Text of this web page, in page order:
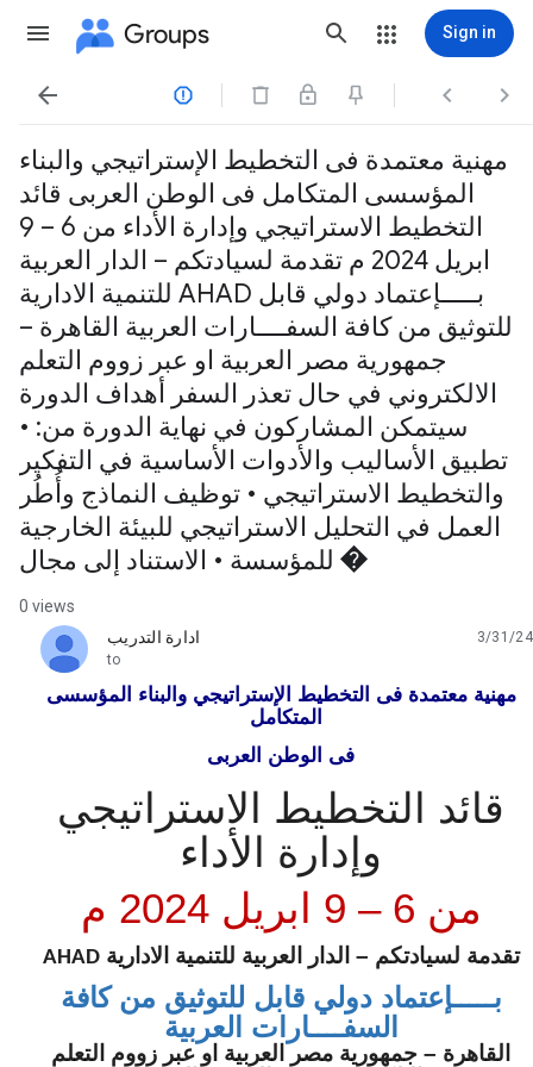
Groups Sign in
   
مهنية معتمدة فى التخطيط الإستراتيجي والبناء
المؤسسى المتكامل فى الوطن العربى قائد
التخطيط الاستراتيجي وإدارة الأداء من 6 – 9
ابريل 2024 م تقدمة لسيادتكم – الدار العربية
للتنمية الادارية AHAD بـــــإعتماد دولي قابل
للتوثيق من كافة السفــــارات العربية القاهرة –
جمهورية مصر العربية او عبر زووم التعلم
الالكتروني في حال تعذر السفر أهداف الدورة
سيتمكن المشاركون في نهاية الدورة من: •
تطبيق الأساليب والأدوات الأساسية في التفكير
والتخطيط الاستراتيجي • توظيف النماذج وأُطُر
العمل في التحليل الاستراتيجي للبيئة الخارجية
للمؤسسة • الاستناد إلى مجال �
0 views
ادارة التدريب
unread,
3/31/24
to
مهنية معتمدة فى التخطيط الإستراتيجي والبناء المؤسسى
المتكامل
فى الوطن العربى
قائد التخطيط الاستراتيجي
وإدارة الأداء
من 6 – 9 ابريل 2024 م
تقدمة لسيادتكم – الدار العربية للتنمية الاداريةAHAD
بـــــإعتماد دولي قابل للتوثيق من كافة
السفــــارات العربية
القاهرة – جمهورية مصر العربية او عبر زووم التعلم